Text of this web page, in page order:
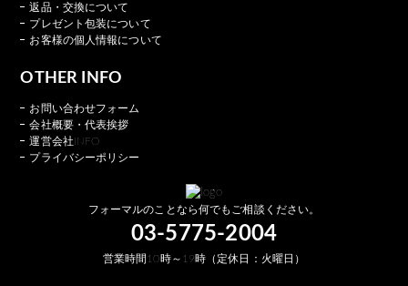
フォーマルのことなら何でもご相談ください。
03-5775-2004
営業時間10時～19時（定休日：火曜日）
返品・交換について
プレゼント包装について
お客様の個人情報について
OTHER INFO
お問い合わせフォーム
会社概要・代表挨拶
運営会社INFO
プライバシーポリシー